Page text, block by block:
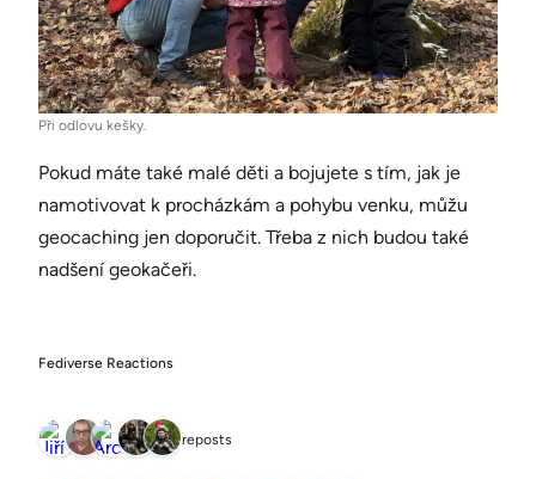
Při odlovu kešky.
Pokud máte také malé děti a bojujete s tím, jak je
namotivovat k procházkám a pohybu venku, můžu
geocaching jen doporučit. Třeba z nich budou také
nadšení geokačeři.
Fediverse Reactions
5 reposts